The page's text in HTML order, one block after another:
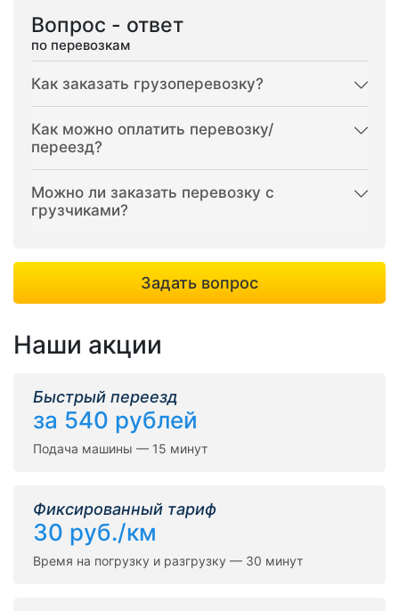
Вопрос - ответ
по перевозкам
Как заказать грузоперевозку?
Как можно оплатить перевозку/
переезд?
Можно ли заказать перевозку с
грузчиками?
Задать вопрос
Наши акции
Быстрый переезд
за 540 рублей
Подача машины — 15 минут
Фиксированный тариф
30 руб./км
Время на погрузку и разгрузку — 30 минут